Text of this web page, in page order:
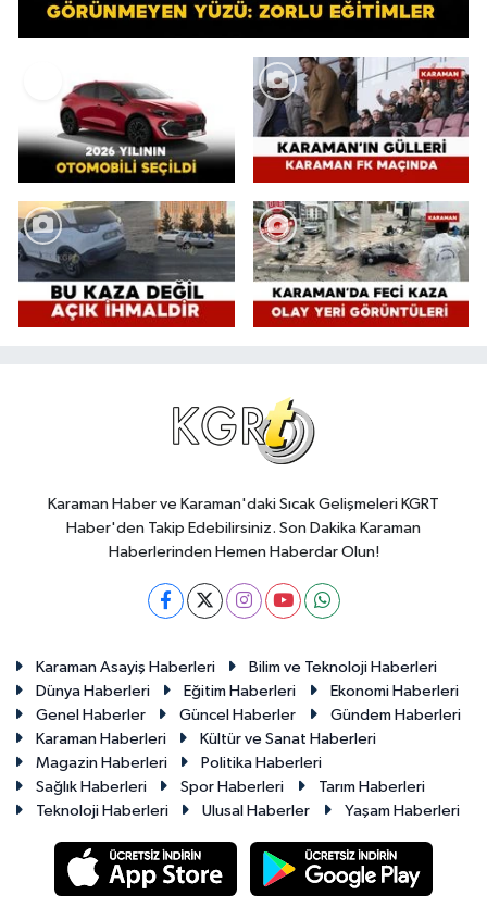
Karaman Haber ve Karaman'daki Sıcak Gelişmeleri KGRT
Haber'den Takip Edebilirsiniz. Son Dakika Karaman
Haberlerinden Hemen Haberdar Olun!
Karaman Asayiş Haberleri
Bilim ve Teknoloji Haberleri
Dünya Haberleri
Eğitim Haberleri
Ekonomi Haberleri
Genel Haberler
Güncel Haberler
Gündem Haberleri
Karaman Haberleri
Kültür ve Sanat Haberleri
Magazin Haberleri
Politika Haberleri
Sağlık Haberleri
Spor Haberleri
Tarım Haberleri
Teknoloji Haberleri
Ulusal Haberler Yaşam Haberleri